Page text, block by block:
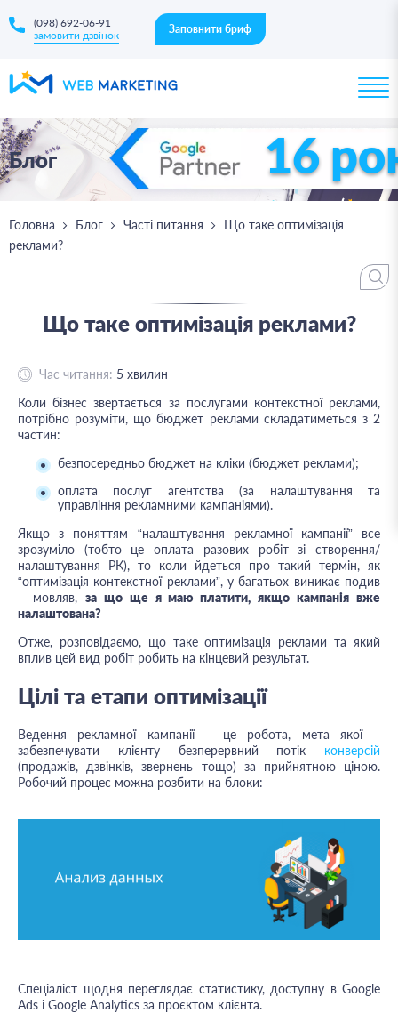
(098) 692-06-91
замовити дзвінок
Заповнити бриф
Блог 16
Головна Блог Часті питання
Що таке оптимізація
реклами?
Що таке оптимізація реклами?
Час читання: 5 хвилин
Коли бізнес звертається за послугами контекстної реклами,
потрібно розуміти, що бюджет реклами складатиметься з 2
частин:
безпосередньо бюджет на кліки (бюджет реклами);
оплата послуг агентства (за налаштування та
управління рекламними кампаніями).
Якщо з поняттям “налаштування рекламної кампанії” все
зрозуміло (тобто це оплата разових робіт зі створення/
налаштування РК), то коли йдеться про такий термін, як
“оптимізація контекстної реклами”, у багатьох виникає подив
– мовляв, за що ще я маю платити, якщо кампанія вже
налаштована?
Отже, розповідаємо, що таке оптимізація реклами та який
вплив цей вид робіт робить на кінцевий результат.
Цілі та етапи оптимізації
Ведення рекламної кампанії – це робота, мета якої –
забезпечувати клієнту безперервний потік конверсій
(продажів, дзвінків, звернень тощо) за прийнятною ціною.
Робочий процес можна розбити на блоки:
Спеціаліст щодня переглядає статистику, доступну в Google
Ads і Google Analytics за проєктом клієнта.